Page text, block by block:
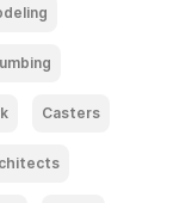
Casters